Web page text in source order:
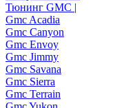
Тюнинг GMC |
Gmc Acadia
Gmc Canyon
Gmc Envoy
Gmc Jimmy
Gmc Savana
Gmc Sierra
Gmc Terrain